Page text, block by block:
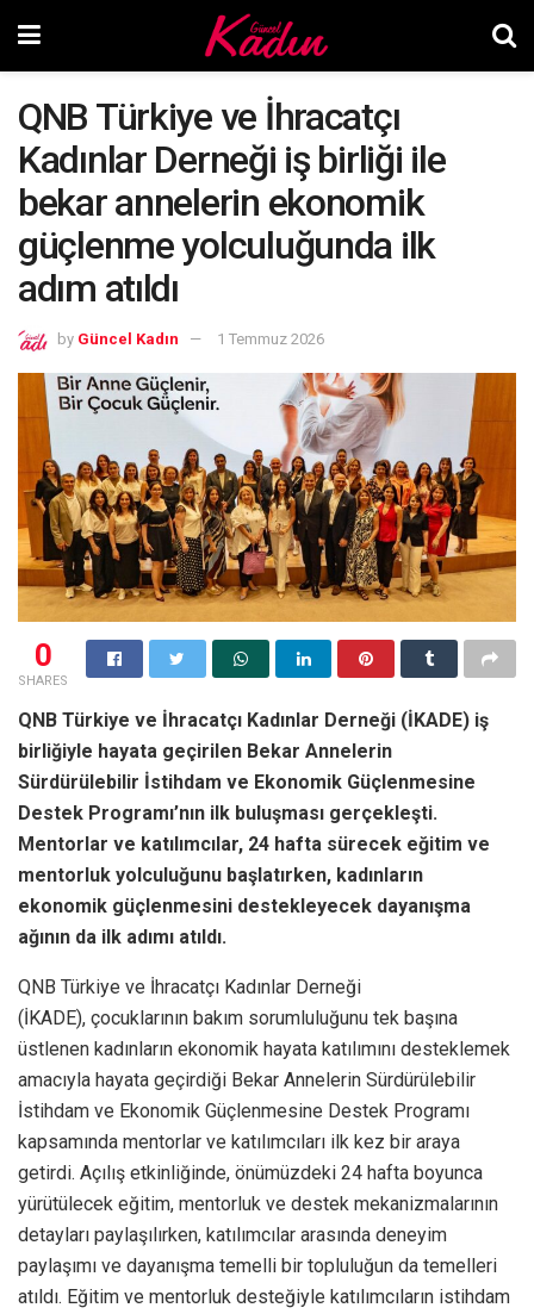
QNB Türkiye ve İhracatçı
Kadınlar Derneği iş birliği ile
bekar annelerin ekonomik
güçlenme yolculuğunda ilk
adım atıldı
by Güncel Kadın 1 Temmuz 2026
0
SHARES
QNB Türkiye ve İhracatçı Kadınlar Derneği (İKADE) iş
birliğiyle hayata geçirilen Bekar Annelerin
Sürdürülebilir İstihdam ve Ekonomik Güçlenmesine
Destek Programı’nın ilk buluşması gerçekleşti.
Mentorlar ve katılımcılar, 24 hafta sürecek eğitim ve
mentorluk yolculuğunu başlatırken, kadınların
ekonomik güçlenmesini destekleyecek dayanışma
ağının da ilk adımı atıldı.
QNB Türkiye ve İhracatçı Kadınlar Derneği
(İKADE), çocuklarının bakım sorumluluğunu tek başına
üstlenen kadınların ekonomik hayata katılımını desteklemek
amacıyla hayata geçirdiği Bekar Annelerin Sürdürülebilir
İstihdam ve Ekonomik Güçlenmesine Destek Programı
kapsamında mentorlar ve katılımcıları ilk kez bir araya
getirdi. Açılış etkinliğinde, önümüzdeki 24 hafta boyunca
yürütülecek eğitim, mentorluk ve destek mekanizmalarının
detayları paylaşılırken, katılımcılar arasında deneyim
paylaşımı ve dayanışma temelli bir topluluğun da temelleri
atıldı. Eğitim ve mentorluk desteğiyle katılımcıların istihdam